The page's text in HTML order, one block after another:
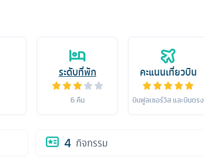
ระดับที่พัก
6คืน
คะแนนเที่ยวบิน
บินฟูลเซอร์วิส และบินตรง
4 กิจกรรม